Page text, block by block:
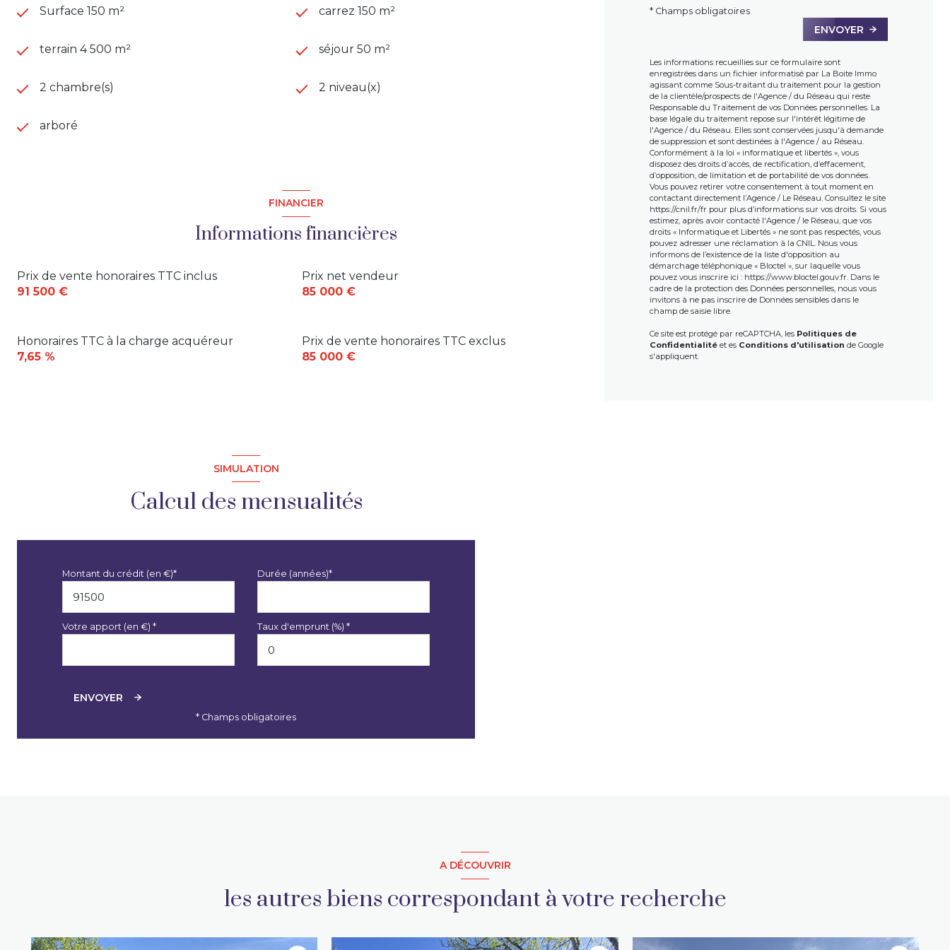
entouré de bois et prés, avec une jolie vue sur la campagne environnante, sur environ 4500m² de
Les informations sur les risques auxquels ce bien est exposé sont disponibles sur le site
Surface 150 m² carrez 150 m²
terrain 4 500 m² séjour 50 m²
2 chambre(s) 2 niveau(x)
arboré
FINANCIER
Informations financières
Prix de vente honoraires TTC inclus
91 500 €
Prix net vendeur
85 000 €
Prix de vente honoraires TTC exclus
85 000 €
Honoraires TTC à la charge acquéreur
7,65 %
* Champs obligatoires
ENVOYER
Les informations recueillies sur ce formulaire sont
enregistrées dans un fichier informatisé par La Boite Immo
agissant comme Sous-traitant du traitement pour la gestion
de la clientèle/prospects de l'Agence / du Réseau qui reste
Responsable du Traitement de vos Données personnelles. La
base légale du traitement repose sur l'intérêt légitime de
l'Agence / du Réseau. Elles sont conservées jusqu'à demande
de suppression et sont destinées à l'Agence / au Réseau.
Conformément à la loi « informatique et libertés », vous
disposez des droits d’accès, de rectification, d’effacement,
d’opposition, de limitation et de portabilité de vos données.
Vous pouvez retirer votre consentement à tout moment en
contactant directement l’Agence / Le Réseau. Consultez le site
https://cnil.fr/fr pour plus d’informations sur vos droits. Si vous
estimez, après avoir contacté l'Agence / le Réseau, que vos
droits « Informatique et Libertés » ne sont pas respectés, vous
pouvez adresser une réclamation à la CNIL. Nous vous
informons de l’existence de la liste d'opposition au
démarchage téléphonique « Bloctel », sur laquelle vous
pouvez vous inscrire ici : https://www.bloctel.gouv.fr. Dans le
cadre de la protection des Données personnelles, nous vous
invitons à ne pas inscrire de Données sensibles dans le
champ de saisie libre.
Ce site est protégé par reCAPTCHA, les Politiques de
Confidentialitéet es Conditions d'utilisation de Google
s'appliquent.
SIMULATION
Calcul des mensualités
Montant du crédit (en €)* Durée (années)*
Votre apport (en €) * Taux d'emprunt (%) *
ENVOYER
* Champs obligatoires
A DÉCOUVRIR
les autres biens correspondant à votre recherche